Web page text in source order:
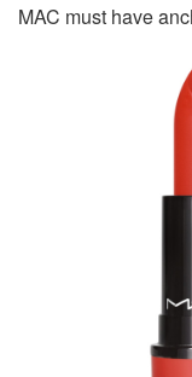
MAC must have